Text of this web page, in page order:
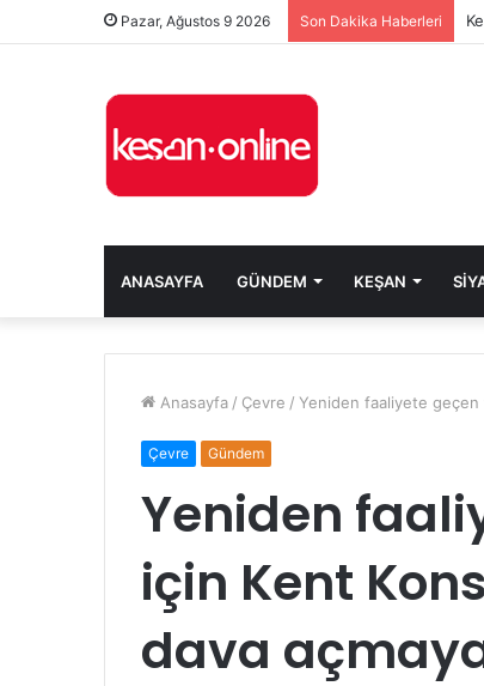
Pazar, Ağustos 9 2026 Son Dakika Haberleri
ANASAYFA GÜNDEM KEŞAN
Anasayfa / Çevre / Yeniden faaliyete geçen
Çevre Gündem
Yeniden
için Kent
dava